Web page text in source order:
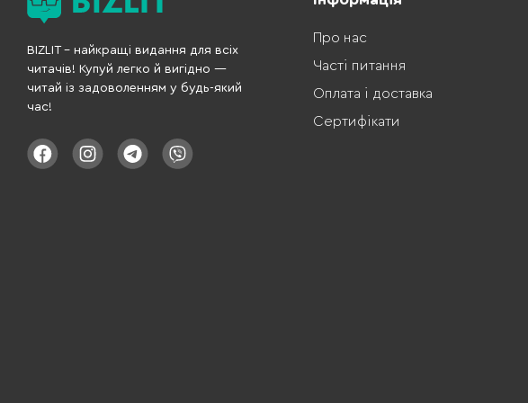
BIZLIT – найкращі видання для всіх
читачів! Купуй легко й вигідно —
читай із задоволенням у будь-який
час!
Про нас
Часті питання
Оплата і доставка
Сертифікати